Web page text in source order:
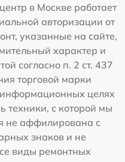
в Москве работает
авторизации от
указанные на сайте,
характер и
согласно п. 2 ст. 437
торговой марки
информационных целях
техники, с которой мы
не аффилирована с
знаков и не
виды ремонтных